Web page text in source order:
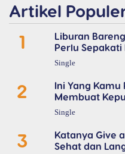
Artikel
1
Liburan
Perlu Sepakati
Single
2
Ini Yang
Membuat
Single
3
Katanya Give
Sehat dan